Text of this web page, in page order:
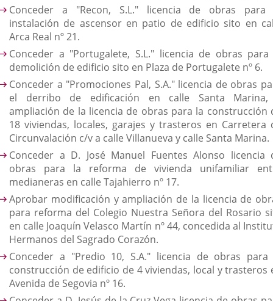
Conceder a "Recon, S.L." licencia de obras para
instalación de ascensor en patio de edificio sito en
Arca Real nº 21.
Conceder a "Portugalete, S.L." licencia de obras para
demolición de edificio sito en Plaza de Portugalete nº 6.
Conceder a "Promociones Pal, S.A." licencia de obras
el derribo de edificación en calle Santa
ampliación de la licencia de obras para la construcción
18 viviendas, locales, garajes y trasteros en Carretera
Circunvalación c/v a calle Villanueva y calle Santa Marina.
Conceder a D. José Manuel Fuentes Alonso licencia
obras para la reforma de vivienda unifamiliar
medianeras en calle Tajahierro nº 17.
Aprobar modificación y ampliación de la licencia de
para reforma del Colegio Nuestra Señora del Rosario
en calle Joaquín Velasco Martín nº 44, concedida al
Hermanos del Sagrado Corazón.
Conceder a "Predio 10, S.A." licencia de obras para
construcción de edificio de 4 viviendas, local y trasteros
Avenida de Segovia nº 16.